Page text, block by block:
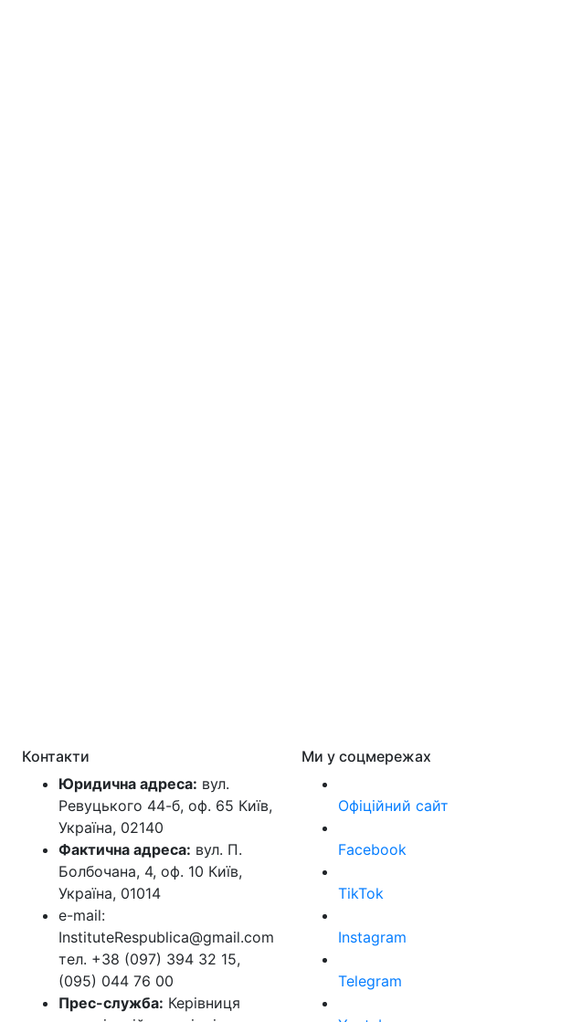
Контакти
Юридична адреса: вул.
Ревуцького 44-б, оф. 65 Київ,
Україна, 02140
Фактична адреса: вул. П.
Болбочана, 4, оф. 10 Київ,
Україна, 01014
e-mail:
InstituteRespublica@gmail.com
тел. +38 (097) 394 32 15,
(095) 044 76 00
Прес-служба: Керівниця
Ми у соцмережах
Офіційний сайт
Facebook
TikTok
Instagram
Telegram